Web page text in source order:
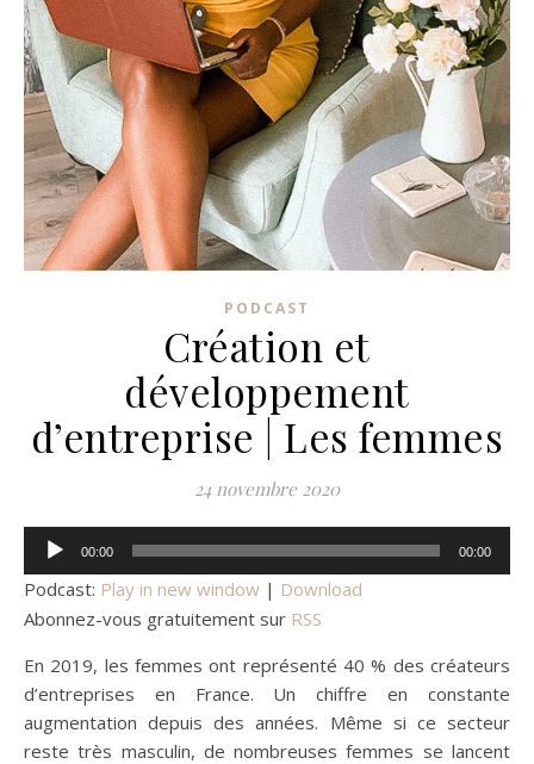
PODCAST
Création et
développement
d’entreprise | Les femmes
24 novembre 2020
Lecteur 00:00 00:00
Podcast: Play in new window | Download
Abonnez-vous gratuitement sur RSS
En 2019, les femmes ont représenté 40 % des créateurs
d’entreprises en France. Un chiffre en constante
augmentation depuis des années. Même si ce secteur
reste très masculin, de nombreuses femmes se lancent